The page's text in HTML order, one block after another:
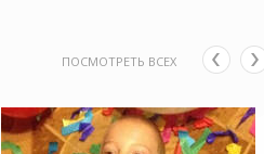
ПОСМОТРЕТЬ ВСЕХ